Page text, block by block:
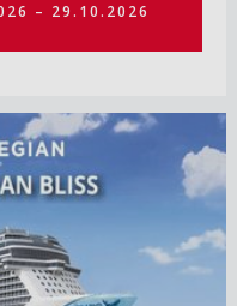
– 29.10.2026
ZOBRAZIT DETAIL
39 080 KČ/OS.
€)